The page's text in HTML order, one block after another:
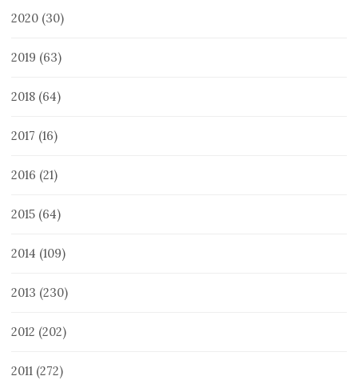
2020 (30)
2019 (63)
2018 (64)
2017 (16)
2016 (21)
2015 (64)
2014 (109)
2013 (230)
2012 (202)
2011 (272)